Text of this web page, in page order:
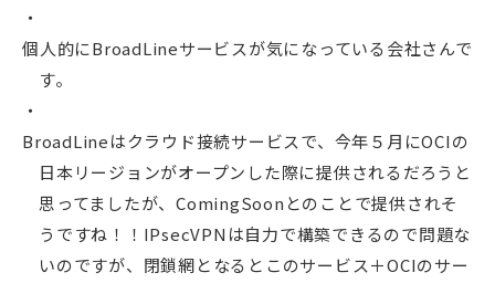
個人的にBroadLineサービスが気になっている会社さんで
す。
BroadLineはクラウド接続サービスで、今年５月にOCIの
日本リージョンがオープンした際に提供されるだろうと
思ってましたが、ComingSoonとのことで提供されそ
うですね！！IPsecVPNは自力で構築できるので問題な
いのですが、閉鎖網となるとこのサービス＋OCIのサー